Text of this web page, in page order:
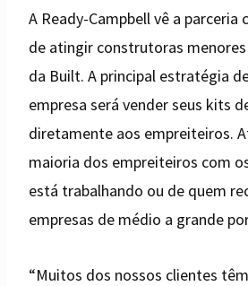
A Ready-Campbell vê a
de atingir construtoras
da Built. A principal estratégia
empresa será vender seus kits
diretamente aos empreiteiros.
maioria dos empreiteiros com
está trabalhando ou de quem
empresas de médio a grande
“Muitos dos nossos clientes